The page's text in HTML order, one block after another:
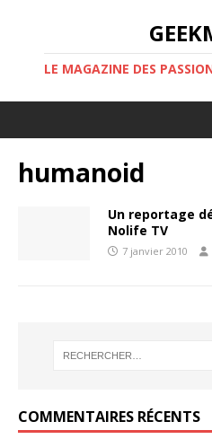
LE MAGAZINE DES
humanoid
Un reportage
Nolife TV
7 janvier 2010
COMMENTAIRES RÉCENTS